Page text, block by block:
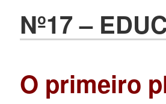
Nº17 –
O primeiro